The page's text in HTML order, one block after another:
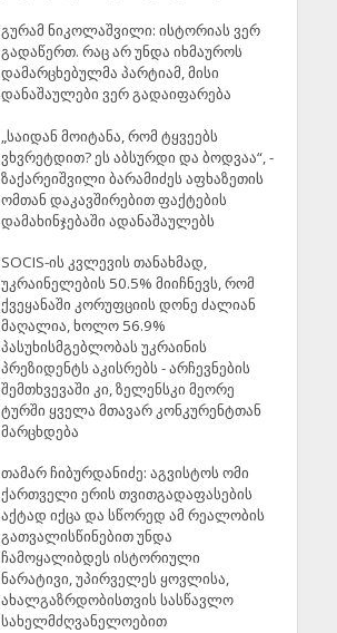
გურამ ნიკოლაშვილი: ისტორიას ვერ
გადაწერთ. რაც არ უნდა იხმაუროს
დამარცხებულმა პარტიამ, მისი
დანაშაულები ვერ გადაიფარება
„საიდან მოიტანა, რომ ტყვეებს
ვხვრეტდით? ეს აბსურდი და ბოდვაა“, -
ზაქარეიშვილი ბარამიძეს აფხაზეთის
ომთან დაკავშირებით ფაქტების
დამახინჯებაში ადანაშაულებს
SOCIS-ის კვლევის თანახმად,
უკრაინელების 50.5% მიიჩნევს, რომ
ქვეყანაში კორუფციის დონე ძალიან
მაღალია, ხოლო 56.9%
პასუხისმგებლობას უკრაინის
პრეზიდენტს აკისრებს - არჩევნების
შემთხვევაში კი, ზელენსკი მეორე
ტურში ყველა მთავარ კონკურენტთან
მარცხდება
თამარ ჩიბურდანიძე: აგვისტოს ომი
ქართველი ერის თვითგადაფასების
აქტად იქცა და სწორედ ამ რეალობის
გათვალისწინებით უნდა
ჩამოყალიბდეს ისტორიული
ნარატივი, უპირველეს ყოვლისა,
ახალგაზრდობისთვის სასწავლო
სახელმძღვანელოებით